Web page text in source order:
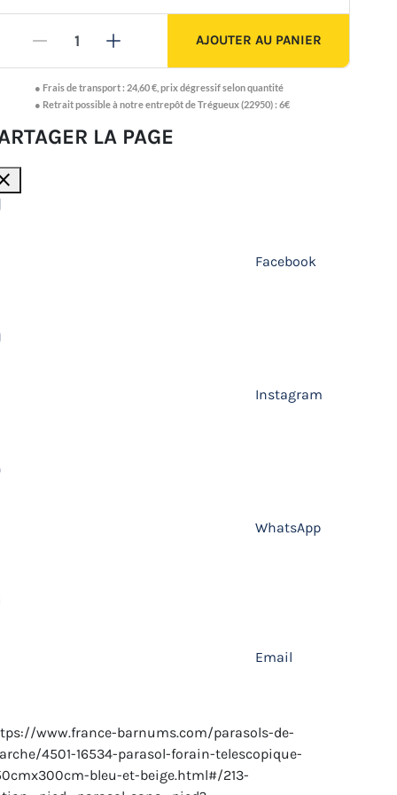
- + AJOUTER AU PANIER
●Frais de transport : 24,60 € ,prix dégressif selon quantité
● Retrait possible à notre entrepôt de Trégueux (22950) : 6€
LA PAGE
Facebook
Instagram
WhatsApp
Email
www.france-barnums.com/parasols-de-
4501-16534-parasol-forain-telescopique-
bleu-et-beige.html#/213-